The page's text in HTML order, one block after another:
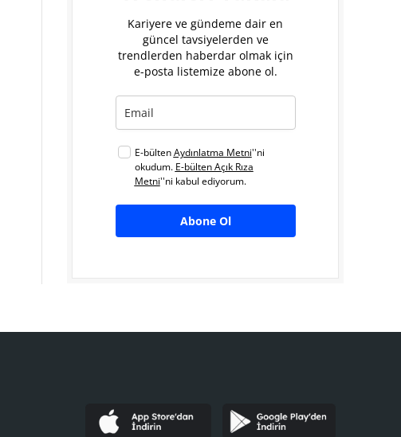
Kariyere ve gündeme dair en
güncel tavsiyelerden ve
trendlerden haberdar olmak için
e-posta listemize abone ol.
E-bültenAydınlatma Metni''ni
okudum. E-bülten Açık Rıza
Metni''ni kabul ediyorum.
Abone Ol